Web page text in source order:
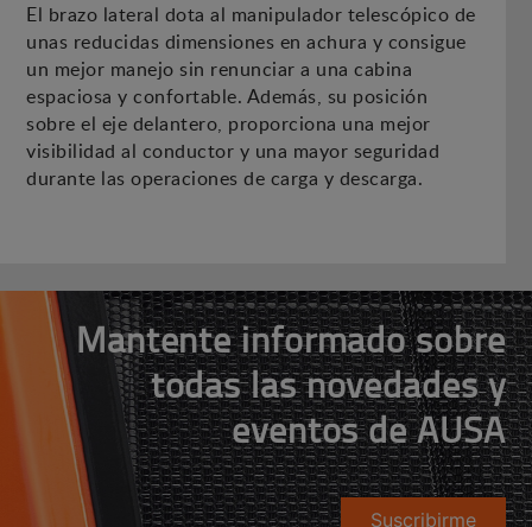
El brazo lateral dota al manipulador telescópico de
unas reducidas dimensiones en achura y consigue
un mejor manejo sin renunciar a una cabina
espaciosa y confortable. Además, su posición
sobre el eje delantero, proporciona una mejor
visibilidad al conductor y una mayor seguridad
durante las operaciones de carga y descarga.
Mantente informado sobre
todas las novedades y
eventos de AUSA
Suscribirme